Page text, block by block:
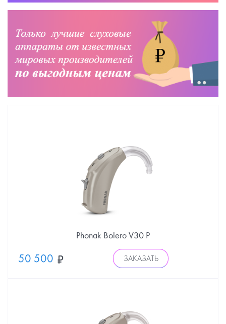
Phonak Bolero V30 P
50 500 ЗАКАЗАТЬ